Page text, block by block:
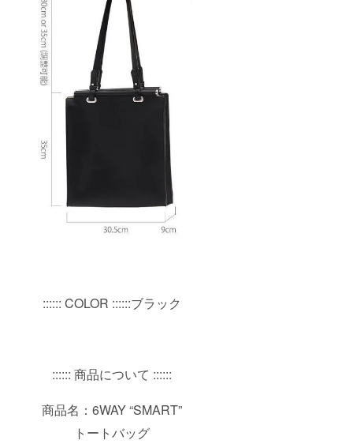
:::::: COLOR ::::::ブラック
:::::: 商品について ::::::
商品名：6WAY “SMART”
トートバッグ